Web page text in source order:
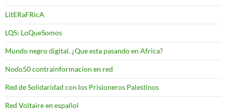
LitERaFRicA
LQS: LoQueSomos
Mundo negro digital. ¿Que esta pasando en Africa?
Nodo50 contrainformacion en red
Red de Solidaridad con los Prisioneros Palestinos
Red Voltaire en español